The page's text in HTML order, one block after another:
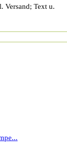
Versand; Text u.